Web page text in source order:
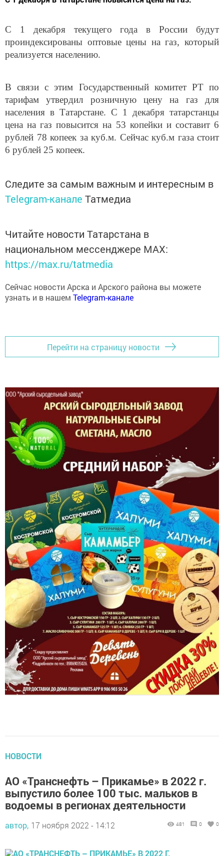
С 1 декабря текущего года в России будут
проиндексированы оптовые цены на газ, который
реализуется населению.
В связи с этим Государственный комитет РТ по
тарифам утвердил розничную цену на газ для
населения в Татарстане. С 1 декабря татарстанцы
цена на газ повысится на 53 копейки и составит 6
рублей 78 копеек за куб.м. Сейчас куб.м газа стоит
6 рублей 25 копеек.
Следите за самым важным и интересным в
Telegram-канале Татмедиа
Читайте новости Татарстана в
национальном мессенджере MАХ:
https://max.ru/tatmedia
Сейчас новости Арска и Арского района вы можете
узнать и в нашем Telegram-канале
Перейти на страницу новости
НОВОСТИ
АО «Транснефть – Прикамье» в 2022 г.
выпустило более 100 тыс. мальков в
водоемы в регионах деятельности
автор, 17 ноября 2022 - 14:12 481 0 0